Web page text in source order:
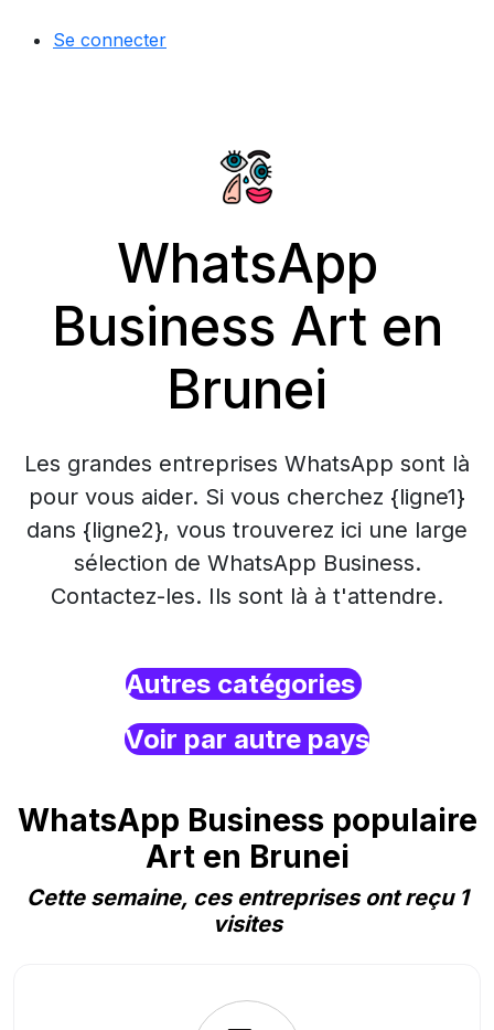
Se connecter
WhatsApp
Business Art en
Brunei
Les grandes entreprises WhatsApp sont là
pour vous aider. Si vous cherchez {ligne1}
dans {ligne2}, vous trouverez ici une large
sélection de WhatsApp Business.
Contactez-les. Ils sont là à t'attendre.
Autres catégories
Voir par autre pays
WhatsApp Business populaire
Art en Brunei
Cette semaine, ces entreprises ont reçu 1
visites